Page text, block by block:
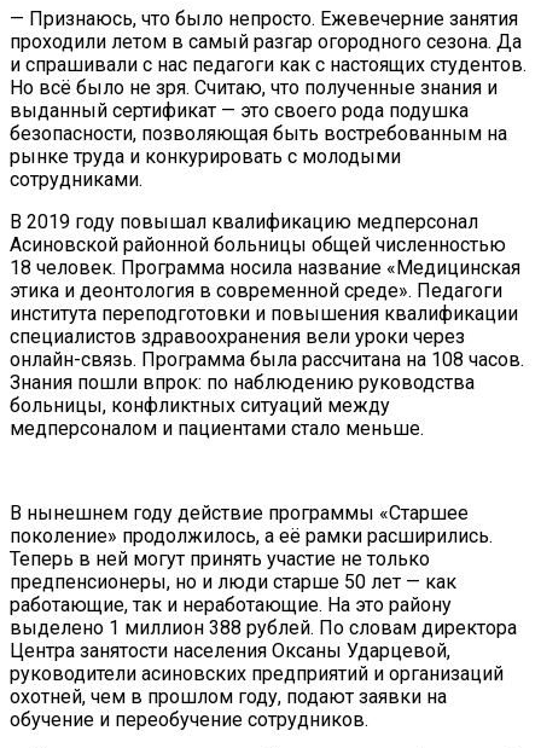
— Признаюсь, что было непросто. Ежевечерние занятия
проходили летом в самый разгар огородного сезона. Да
и спрашивали с нас педагоги как с настоящих студентов.
Но всё было не зря. Считаю, что полученные знания и
выданный сертификат — это своего рода подушка
безопасности, позволяющая быть востребованным на
рынке труда и конкурировать с молодыми
сотрудниками.
В 2019 году повышал квалификацию медперсонал
Асиновской районной больницы общей численностью
18 человек. Программа носила название «Медицинская
этика и деонтология в современной среде». Педагоги
института переподготовки и повышения квалификации
специалистов здравоохранения вели уроки через
онлайн-связь. Программа была рассчитана на 108 часов.
Знания пошли впрок: по наблюдению руководства
больницы, конфликтных ситуаций между
медперсоналом и пациентами стало меньше.
В нынешнем году действие программы «Старшее
поколение» продолжилось, а её рамки расширились.
Теперь в ней могут принять участие не только
предпенсионеры, но и люди старше 50 лет — как
работающие, так и неработающие. На это району
выделено 1 миллион 388 рублей. По словам директора
Центра занятости населения Оксаны Ударцевой,
руководители асиновских предприятий и организаций
охотней, чем в прошлом году, подают заявки на
обучение и переобучение сотрудников.